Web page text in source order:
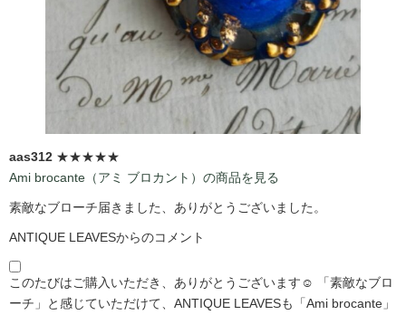
aas312 ★★★★★
Ami brocante（アミ ブロカント）の商品を見る
素敵なブローチ届きました、ありがとうございました。
ANTIQUE LEAVESからのコメント
このたびはご購入いただき、ありがとうございます☺️ 「素敵なブロ
ーチ」と感じていただけて、ANTIQUE LEAVESも「Ami brocante」